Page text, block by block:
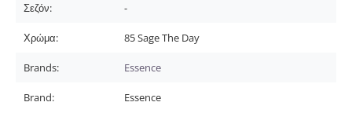
Σεζόν: -
Χρώμα: 85 Sage The Day
Brands: Essence
Brand: Essence